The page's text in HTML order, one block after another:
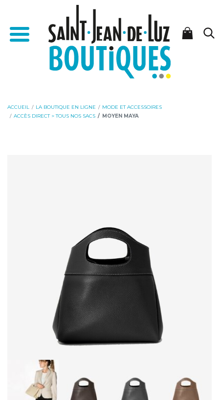
contenu
Menu
Accueil - Saint-Jean-de-Luz Boutiques
ACCUEIL LA BOUTIQUE EN LIGNE
MODE ET ACCESSOIRES
ACCÈS DIRECT > TOUS NOS SACS
MOYEN MAYA